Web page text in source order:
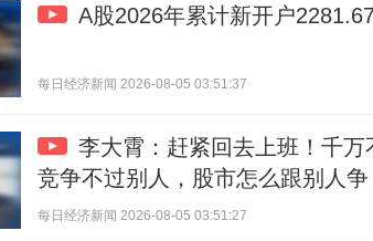
A股2026年累计新开户
每日经济新闻 2026-08-05 03:51:37
李大霄：赶紧回去上班！千
竞争不过别人，股市怎么跟别人争
每日经济新闻 2026-08-05 03:51:27